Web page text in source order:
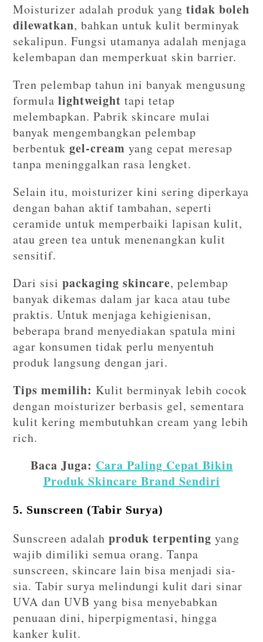
Moisturizer adalah produk yangtidak boleh
dilewatkan, bahkan untuk kulit berminyak
sekalipun. Fungsi utamanya adalah menjaga
kelembapan dan memperkuat skin barrier.
Tren pelembap tahun ini banyak mengusung
formulalightweight tapi tetap
melembapkan. Pabrik skincare mulai
banyak mengembangkan pelembap
berbentukgel-cream yang cepat meresap
tanpa meninggalkan rasa lengket.
Selain itu, moisturizer kini sering diperkaya
dengan bahan aktif tambahan, seperti
ceramide untuk memperbaiki lapisan kulit,
atau green tea untuk menenangkan kulit
sensitif.
Dari sisipackaging skincare, pelembap
banyak dikemas dalam jar kaca atau tube
praktis. Untuk menjaga kehigienisan,
beberapa brand menyediakan spatula mini
agar konsumen tidak perlu menyentuh
produk langsung dengan jari.
Tips memilih: Kulit berminyak lebih cocok
dengan moisturizer berbasis gel, sementara
kulit kering membutuhkan cream yang lebih
rich.
Baca Juga: Cara Paling Cepat Bikin
Produk Skincare Brand Sendiri
5. Sunscreen (Tabir Surya)
Sunscreen adalahproduk terpenting yang
wajib dimiliki semua orang. Tanpa
sunscreen, skincare lain bisa menjadi sia-
sia. Tabir surya melindungi kulit dari sinar
UVA dan UVB yang bisa menyebabkan
penuaan dini, hiperpigmentasi, hingga
kanker kulit.